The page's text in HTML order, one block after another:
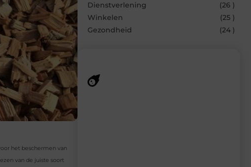
het beschermen van
van de juiste soort
Dienstverlening
(26 )
Winkelen
(25 )
Gezondheid
(24 )